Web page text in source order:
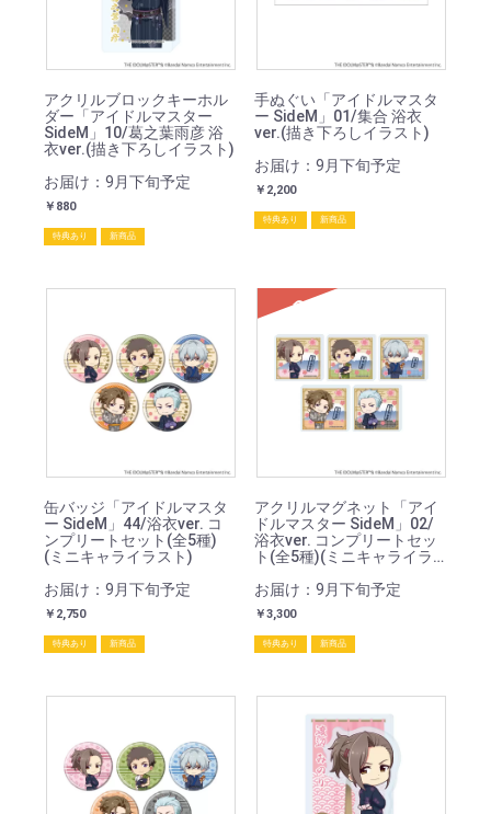
アクリルブロックキーホル
ダー「アイドルマスター
SideM」10/葛之葉雨彦 浴
衣ver.(描き下ろしイラスト)
お届け：9月下旬予定
￥880
特典あり 新商品
手ぬぐい「アイドルマスタ
ー SideM」01/集合 浴衣
ver.(描き下ろしイラスト)
お届け：9月下旬予定
￥2,200
特典あり 新商品
缶バッジ「アイドルマスタ
ー SideM」44/浴衣ver. コ
ンプリートセット(全5種)
(ミニキャライラスト)
お届け：9月下旬予定
￥2,750
特典あり 新商品
SOLD
アクリルマグネット「アイ
ドルマスター SideM」02/
浴衣ver. コンプリートセッ
ト(全5種)(ミニキャライラ
お届け：9月下旬予定
￥3,300
特典あり 新商品